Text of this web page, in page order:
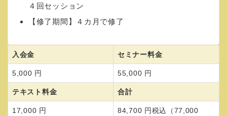
４回セッション
【修了期間】４カ月で修了
入会金 セミナー料金
5,000 円 55,000 円
テキスト料金 合計
17,000 円
84,700 円税込（77,000